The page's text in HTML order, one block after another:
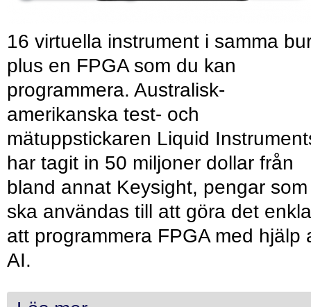
16 virtuella instrument i samma
plus en FPGA som du kan
programmera. Australisk-
amerikanska test- och
mätuppstickaren Liquid
har tagit in 50 miljoner dollar från
bland annat Keysight, pengar som
ska användas till att göra det
att programmera FPGA med hjälp
AI.